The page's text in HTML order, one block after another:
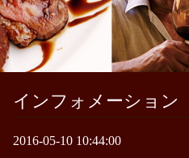
インフォメーション
2016-05-10 10:44:00